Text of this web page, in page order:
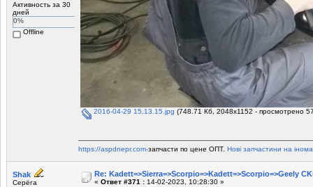
Активность за 30
дней
0%
Offline
2016-04-29 15.13.15.jpg (748.71 Кб, 2048x1152 - просмотрено
https://aspdnepr.com-запчасти по цене ОПТ. Нові запчастини на
Shak
Серёга
Re: Kadett=>Sierra=>Scorpio=>Kadett=>Scorpio=>Geely
« Ответ #371 : 14-02-2023, 10:28:30 »